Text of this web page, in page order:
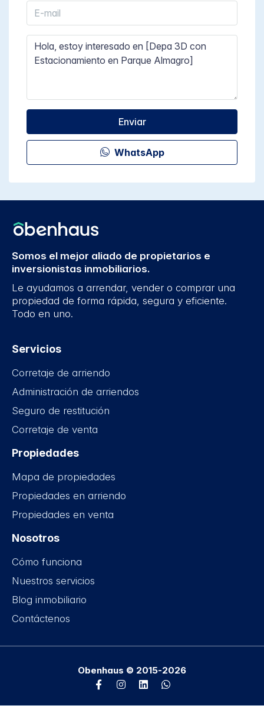
Enviar
WhatsApp
Somos el mejor aliado de propietarios e
inversionistas inmobiliarios.
Le ayudamos a arrendar, vender o comprar una
propiedad de forma rápida, segura y eficiente.
Todo en uno.
Servicios
Corretaje de arriendo
Administración de arriendos
Seguro de restitución
Corretaje de venta
Propiedades
Mapa de propiedades
Propiedades en arriendo
Propiedades en venta
Nosotros
Cómo funciona
Nuestros servicios
Blog inmobiliario
Contáctenos
Obenhaus © 2015-2026